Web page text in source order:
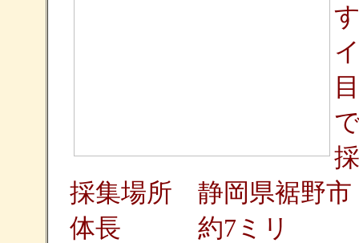
採集場所 静岡県裾野市
体長 約7ミリ